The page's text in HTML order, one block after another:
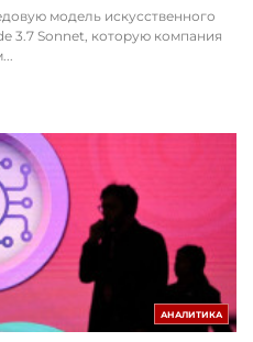
модель искусственного
3.7 Sonnet, которую компания
АНАЛИТИКА